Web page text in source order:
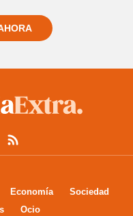
Economía
Sociedad
Ocio